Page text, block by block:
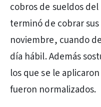
cobros de sueldos
terminó de cobrar
noviembre, cuando
día hábil. Además
los que se le
fueron normalizados.